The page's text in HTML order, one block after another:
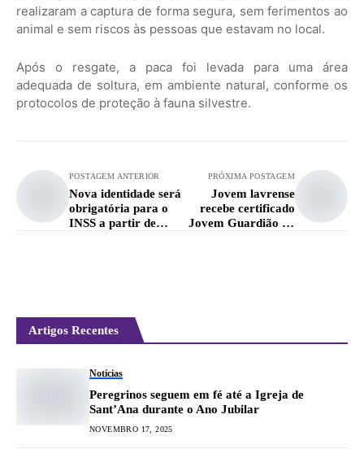
realizaram a captura de forma segura, sem ferimentos ao
animal e sem riscos às pessoas que estavam no local.
Após o resgate, a paca foi levada para uma área
adequada de soltura, em ambiente natural, conforme os
protocolos de proteção à fauna silvestre.
POSTAGEM ANTERIOR
Nova identidade será
obrigatória para o
INSS a partir de
PRÓXIMA POSTAGEM
Jovem lavrense
recebe certificado
Jovem Guardião da
Artigos Recentes
Notícias
Peregrinos seguem em fé até a Igreja de
Sant’Ana durante o Ano Jubilar
NOVEMBRO 17, 2025